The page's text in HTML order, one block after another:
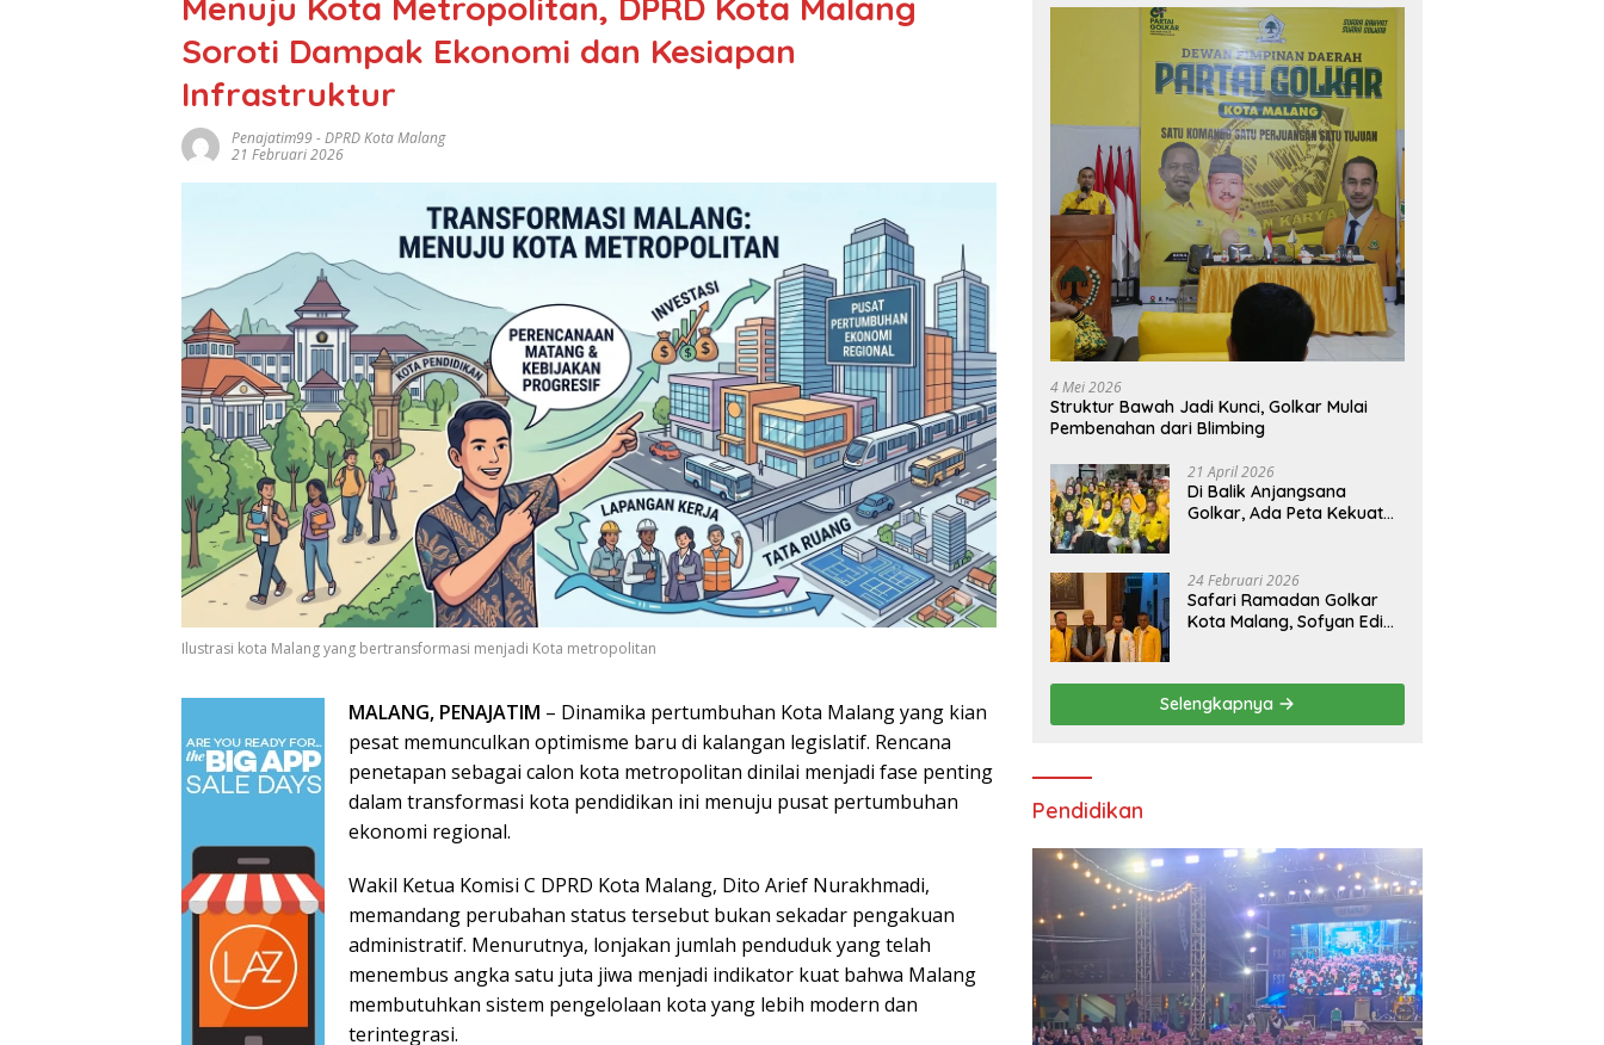
Soroti Dampak Ekonomi dan Kesiapan
Infrastruktur
Penajatim99-DPRD Kota Malang
21 Februari 2026
Ilustrasi kota Malang yang bertransformasi menjadi Kota metropolitan
MALANG, PENAJATIM – Dinamika pertumbuhan Kota Malang yang kian
pesat memunculkan optimisme baru di kalangan legislatif. Rencana
penetapan sebagai calon kota metropolitan dinilai menjadi fase penting
dalam transformasi kota pendidikan ini menuju pusat pertumbuhan
ekonomi regional.
Wakil Ketua Komisi C DPRD Kota Malang, Dito Arief Nurakhmadi,
memandang perubahan status tersebut bukan sekadar pengakuan
administratif. Menurutnya, lonjakan jumlah penduduk yang telah
menembus angka satu juta jiwa menjadi indikator kuat bahwa Malang
membutuhkan sistem pengelolaan kota yang lebih modern dan
terintegrasi.
4 Mei 2026
Struktur Bawah Jadi Kunci, Golkar Mulai
Pembenahan dari Blimbing
21 April 2026
Di Balik Anjangsana
Golkar, Ada Peta Kekuatan
24 Februari 2026
Safari Ramadan Golkar
Kota Malang, Sofyan Edi
Libatkan Generasi Muda
Selengkapnya
Pendidikan